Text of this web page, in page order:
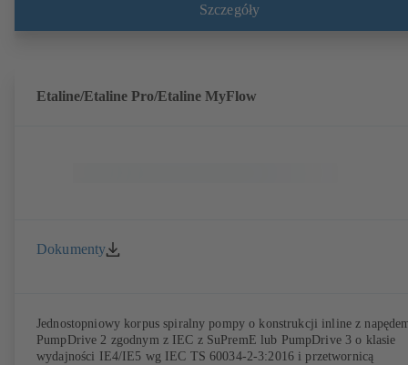
Szczegóły
Etaline/Etaline Pro/Etaline MyFlow
Dokumenty
Jednostopniowy korpus spiralny pompy o konstrukcji inline z
PumpDrive 2 zgodnym z IEC z SuPremE lub PumpDrive 3 o klasie
wydajności IE4/IE5 wg IEC TS 60034-2-3:2016 i przetwornicą